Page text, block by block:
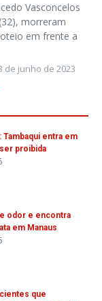
Vasconcelos
morreram
em frente a
de junho de 2023
entra em
proibida
odor e encontra
em Manaus
que